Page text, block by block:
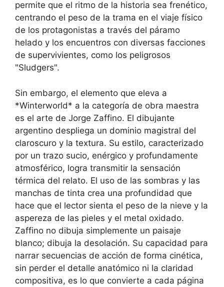
permite que el ritmo de la historia sea frenético,
centrando el peso de la trama en el viaje físico
de los protagonistas a través del páramo
helado y los encuentros con diversas facciones
de supervivientes, como los peligrosos
"Sludgers".
Sin embargo, el elemento que eleva a
*Winterworld* a la categoría de obra maestra
es el arte de Jorge Zaffino. El dibujante
argentino despliega un dominio magistral del
claroscuro y la textura. Su estilo, caracterizado
por un trazo sucio, enérgico y profundamente
atmosférico, logra transmitir la sensación
térmica del relato. El uso de las sombras y las
manchas de tinta crea una profundidad que
hace que el lector sienta el peso de la nieve y la
aspereza de las pieles y el metal oxidado.
Zaffino no dibuja simplemente un paisaje
blanco; dibuja la desolación. Su capacidad para
narrar secuencias de acción de forma cinética,
sin perder el detalle anatómico ni la claridad
compositiva, es lo que convierte a cada página